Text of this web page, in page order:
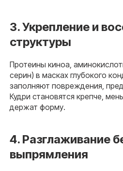
3. Укрепление и
структуры
Протеины киноа,
серин) в масках глубокого
заполняют повреждения,
Кудри становятся крепче,
держат форму.
4. Разглаживание
выпрямления